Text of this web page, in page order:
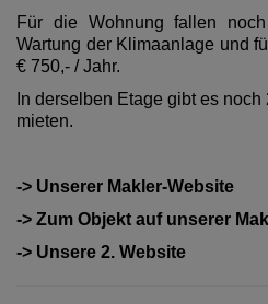
Für die Wohnung fallen
Wartung der Klimaanlage und
€ 750,- / Jahr.
In derselben Etage gibt es
mieten.
-> Unserer Makler-Website
-> Zum Objekt auf unserer
-> Unsere 2. Website